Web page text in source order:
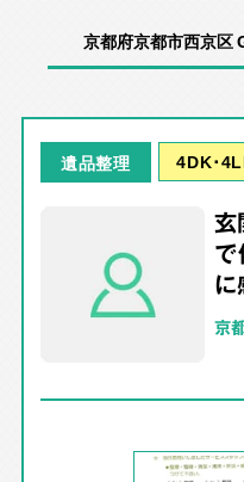
京都府京都市西京区
遺品整理 4DK･
玄
で
に
京